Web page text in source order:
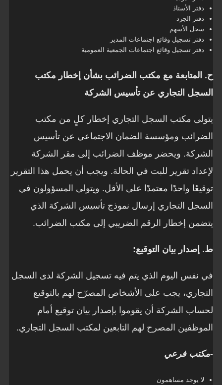
دفتر الأستاذ
دفتر الجرد
سجل الأسهم
دفتر تسجيل وقائع اجتماعات المدير
دفتر تسجيل وقائع اجتماعات الجمعية العمومية
ح. المتابعة مع مكتب الضرائب بشأن إخطار مكتب
السجل التجاري عن تأسيس الشركة
يتولى مكتب السجل التجاري إخطار كلٍ من مكتب
الضرائب ومؤسسة الضمان الاجتماعي عن تأسيس
الشركة. ويحضر موظف الضرائب إلى مقر الشركة
لإعداد تقرير للبت في الحالة. ويجب أن يحمل هذا التقرير
توقيعًا واحدًا معتمدًا على الأقل. ويتولى المسؤولون في
السجل التجاري إرسال نموذج تأسيس الشركة الذي
يتضمن إخطار الرقم الضريبي إلى مكتب الضرائب.
ط. إصدار بيان التوقيع:
في نفس اليوم الذي يتم فيه تسجيل الشركة لدى السجل
التجاري، يجب على الأشخاص المصرّح لهم بالتوقيع
لحساب الشركة أن يقوموا بإصدار بيان توقيع أمام
الموظفين المصرح لهم التابعين لمكتب السجل التجاري.
-مكتب فرعي
لا يوجد مساهمون